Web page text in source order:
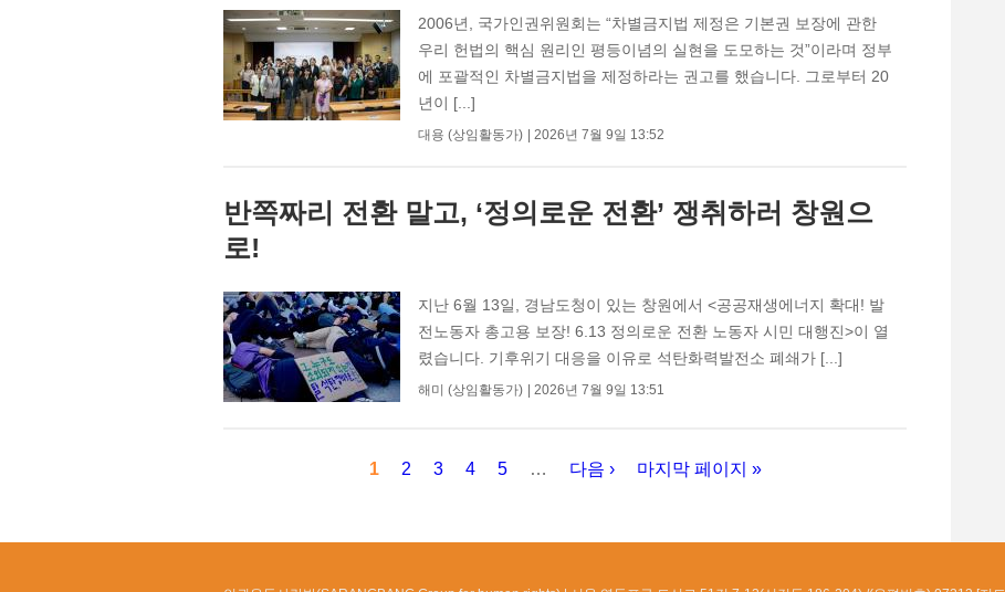
2006년, 국가인권위원회는 “차별금지법 제정은 기본권 보장에 관한
우리 헌법의 핵심 원리인 평등이념의 실현을 도모하는 것”이라며 정부
에 포괄적인 차별금지법을 제정하라는 권고를 했습니다. 그로부터 20
년이 [...]
대용 (상임활동가) 2026년 7월 9일 13:52
반쪽짜리 전환 말고, ‘정의로운 전환’ 쟁취하러 창원으
로!
지난 6월 13일, 경남도청이 있는 창원에서 <공공재생에너지 확대! 발
전노동자 총고용 보장! 6.13 정의로운 전환 노동자 시민 대행진>이 열
렸습니다. 기후위기 대응을 이유로 석탄화력발전소 폐쇄가 [...]
해미 (상임활동가) 2026년 7월 9일 13:51
1 2 3 4 5 … 다음 › 마지막 페이지 »